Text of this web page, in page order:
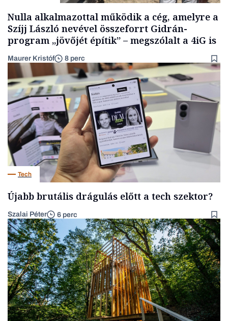
Nulla alkalmazottal működik a cég, amelyre a
Szíjj László nevével összeforrt Gidrán-
program „jövőjét építik” – megszólalt a 4iG is
Maurer Kristóf 8 perc
Tech
Újabb brutális drágulás előtt a tech szektor?
Szalai Péter 6 perc